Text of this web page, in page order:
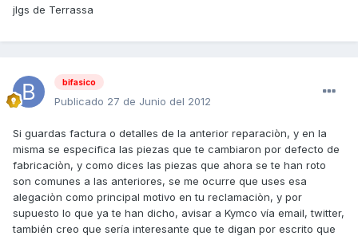
jlgs de Terrassa
bifasico
Publicado 27 de Junio del 2012
Si guardas factura o detalles de la anterior reparaciòn, y en la
misma se especifica las piezas que te cambiaron por defecto de
fabricaciòn, y como dices las piezas que ahora se te han roto
son comunes a las anteriores, se me ocurre que uses esa
alegaciòn como principal motivo en tu reclamaciòn, y por
supuesto lo que ya te han dicho, avisar a Kymco vía email, twitter,
también creo que sería interesante que te digan por escrito que